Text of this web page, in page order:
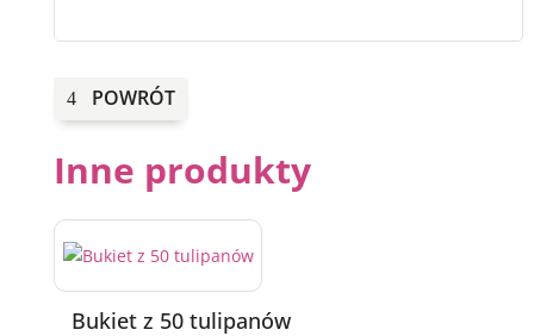
POWRÓT
Inne produkty
Bukiet z 50 tulipanów